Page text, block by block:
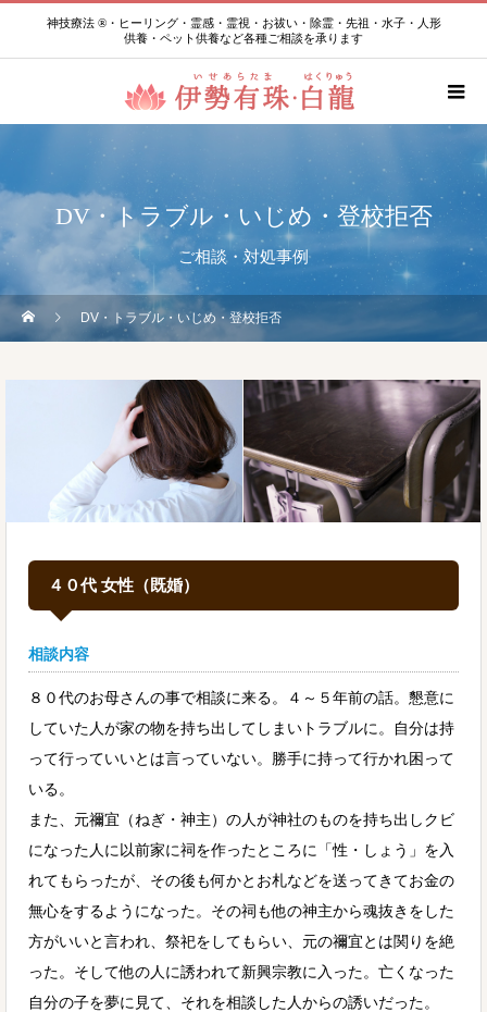
神技療法 ®・ヒーリング・霊感・霊視・お祓い・除霊・先祖・水子・人形
供養・ペット供養など各種ご相談を承ります
DV・トラブル・いじめ・登校拒否
ご相談・対処事例
DV・トラブル・いじめ・登校拒否
４０代 女性（既婚）
相談内容
８０代のお母さんの事で相談に来る。４～５年前の話。懇意に
していた人が家の物を持ち出してしまいトラブルに。自分は持
って行っていいとは言っていない。勝手に持って行かれ困って
いる。
また、元禰宜（ねぎ・神主）の人が神社のものを持ち出しクビ
になった人に以前家に祠を作ったところに「性・しょう」を入
れてもらったが、その後も何かとお札などを送ってきてお金の
無心をするようになった。その祠も他の神主から魂抜きをした
方がいいと言われ、祭祀をしてもらい、元の禰宜とは関りを絶
った。そして他の人に誘われて新興宗教に入った。亡くなった
自分の子を夢に見て、それを相談した人からの誘いだった。